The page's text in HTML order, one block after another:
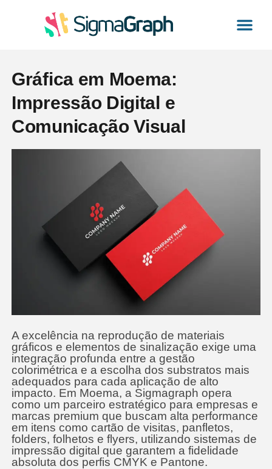
Gráfica em Moema:
Impressão Digital e
Comunicação Visual
A excelência na reprodução de materiais
gráficos e elementos de sinalização exige uma
integração profunda entre a gestão
colorimétrica e a escolha dos substratos mais
adequados para cada aplicação de alto
impacto. Em Moema, a Sigmagraph opera
como um parceiro estratégico para empresas e
marcas premium que buscam alta performance
em itens como cartão de visitas, panfletos,
folders, folhetos e flyers, utilizando sistemas de
impressão digital que garantem a fidelidade
absoluta dos perfis CMYK e Pantone.